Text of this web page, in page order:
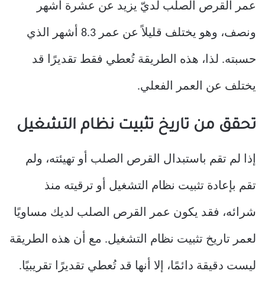
عمر القرص الصلب لديّ يزيد عن عشرة أشهر
ونصف، وهو يختلف قليلاً عن عمر 8.3 أشهر الذي
حسبته. لذا، هذه الطريقة تُعطي فقط تقديرًا قد
يختلف عن العمر الفعلي.
تحقق من تاريخ تثبيت نظام التشغيل
إذا لم تقم باستبدال القرص الصلب أو تهيئته، ولم
تقم بإعادة تثبيت نظام التشغيل أو ترقيته منذ
شرائه، فقد يكون عمر القرص الصلب لديك مساويًا
لعمر تاريخ تثبيت نظام التشغيل. مع أن هذه الطريقة
ليست دقيقة دائمًا، إلا أنها قد تُعطي تقديرًا تقريبيًا.